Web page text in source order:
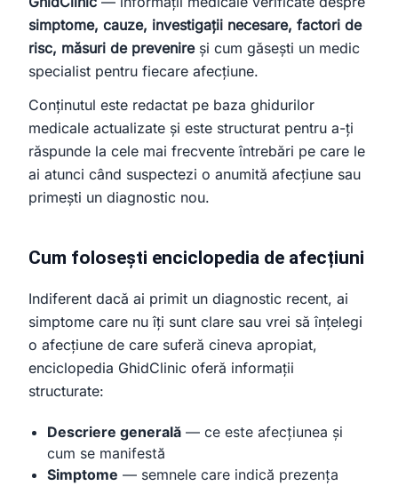
simptome, cauze, investigații necesare, factori de
risc, măsuri de prevenireși cum găsești un medic
specialist pentru fiecare afecțiune.
Conținutul este redactat pe baza ghidurilor
medicale actualizate și este structurat pentru a-ți
răspunde la cele mai frecvente întrebări pe care le
ai atunci când suspectezi o anumită afecțiune sau
primești un diagnostic nou.
Cum folosești enciclopedia de afecțiuni
Indiferent dacă ai primit un diagnostic recent, ai
simptome care nu îți sunt clare sau vrei să înțelegi
o afecțiune de care suferă cineva apropiat,
enciclopedia GhidClinic oferă informații
structurate:
Descriere generală — ce este afecțiunea și
cum se manifestă
Simptome — semnele care indică prezența